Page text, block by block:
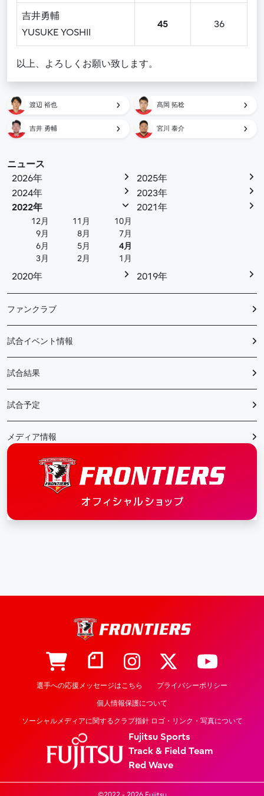
吉井勇輔
YUSUKE YOSHII
45 36
以上、よろしくお願い致します。
渡辺 裕也 髙岡 拓稔
吉井 勇輔 宮川 泰介
ニュース
2026年
2025年
2024年
2023年
2022年
12月 11月
10月
9月
8月
7月
6月
5月
4月
3月
2月 1月
2021年
2020年 2019年
ファンクラブ
試合イベント情報
試合結果
試合予定
メディア情報
選手への応援メッセージはこちら プライバシーポリシー
個人情報保護について
ソーシャルメディアに関するクラブ指針 ロゴ・リンク・写真について
Fujitsu Sports
Track & Field Team
Red Wave